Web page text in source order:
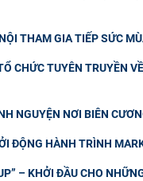
THAM GIA TIẾP SỨC
CHỨC TUYÊN TRUYỀN
NGUYỆN NƠI BIÊN
ĐỘNG HÀNH TRÌNH
– KHỞI ĐẦU CHO